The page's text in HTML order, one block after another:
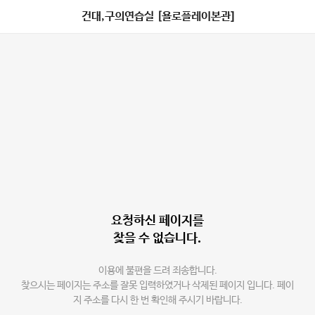
건대,구의연습실 [욜로플레이본관]
요청하신 페이지를
찾을 수 없습니다.
이용에 불편을 드려 죄송합니다.
찾으시는 페이지는 주소를 잘못 입력하였거나 삭제된 페이지 입니다. 페이
지 주소를 다시 한 번 확인해 주시기 바랍니다.